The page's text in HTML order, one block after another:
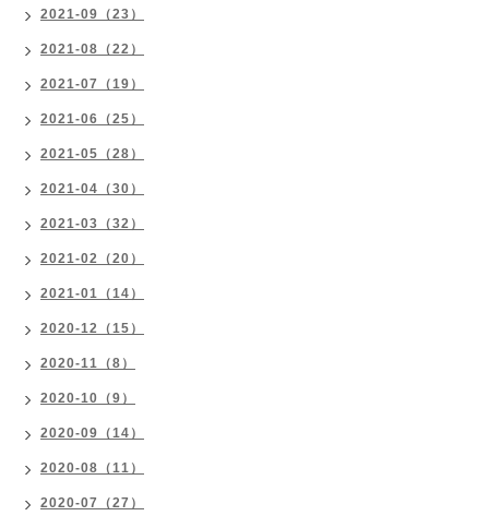
2021-09（23）
2021-08（22）
2021-07（19）
2021-06（25）
2021-05（28）
2021-04（30）
2021-03（32）
2021-02（20）
2021-01（14）
2020-12（15）
2020-11（8）
2020-10（9）
2020-09（14）
2020-08（11）
2020-07（27）